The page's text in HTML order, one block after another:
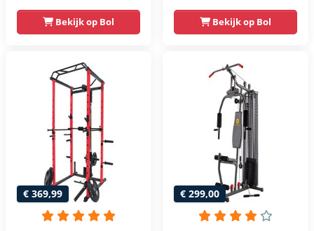
– Lat Pulley
Bekijk op Bol
Compacte home
gym met lat pulley
krachtstation voor
thuis - Compact en
multifunctioneel -
Incl. gratis fitness
Bekijk op Bol
€ 369,99 € 299,00